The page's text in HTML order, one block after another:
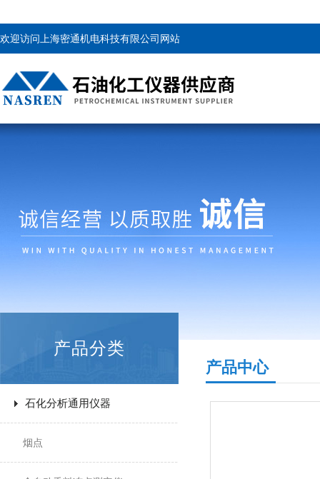
欢迎访问上海密通机电科技有限公司网站
产品分类
石化分析通用仪器
烟点
产品中心